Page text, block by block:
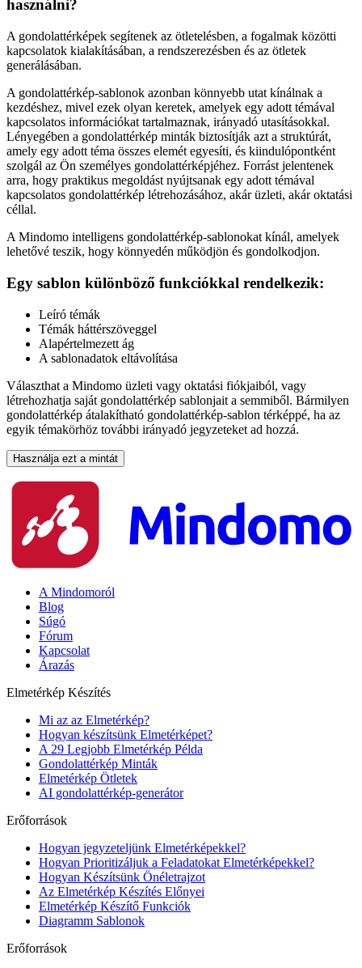
használni?
A gondolattérképek segítenek az ötletelésben, a fogalmak közötti
kapcsolatok kialakításában, a rendszerezésben és az ötletek
generálásában.
A gondolattérkép-sablonok azonban könnyebb utat kínálnak a
kezdéshez, mivel ezek olyan keretek, amelyek egy adott témával
kapcsolatos információkat tartalmaznak, irányadó utasításokkal.
Lényegében a gondolattérkép minták biztosítják azt a struktúrát,
amely egy adott téma összes elemét egyesíti, és kiindulópontként
szolgál az Ön személyes gondolattérképjéhez. Forrást jelentenek
arra, hogy praktikus megoldást nyújtsanak egy adott témával
kapcsolatos gondolattérkép létrehozásához, akár üzleti, akár oktatási
céllal.
A Mindomo intelligens gondolattérkép-sablonokat kínál, amelyek
lehetővé teszik, hogy könnyedén működjön és gondolkodjon.
Egy sablon különböző funkciókkal rendelkezik:
Leíró témák
Témák háttérszöveggel
Alapértelmezett ág
A sablonadatok eltávolítása
Választhat a Mindomo üzleti vagy oktatási fiókjaiból, vagy
létrehozhatja saját gondolattérkép sablonjait a semmiből. Bármilyen
gondolattérkép átalakítható gondolattérkép-sablon térképpé, ha az
egyik témakörhöz további irányadó jegyzeteket ad hozzá.
Használja ezt a mintát
A Mindomoról
Blog
Súgó
Fórum
Kapcsolat
Árazás
Elmetérkép Készítés
Mi az az Elmetérkép?
Hogyan készítsünk Elmetérképet?
A 29 Legjobb Elmetérkép Példa
Gondolattérkép Minták
Elmetérkép Ötletek
AI gondolattérkép-generátor
Erőforrások
Hogyan jegyzeteljünk Elmetérképekkel?
Hogyan Prioritizáljuk a Feladatokat Elmetérképekkel?
Hogyan Készítsünk Önéletrajzot
Az Elmetérkép Készítés Előnyei
Elmetérkép Készítő Funkciók
Diagramm Sablonok
Erőforrások